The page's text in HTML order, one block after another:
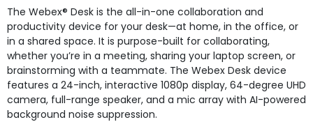
The Webex® Desk is the all-in-one collaboration and
productivity device for your desk—at home, in the office, or
in a shared space. It is purpose-built for collaborating,
whether you’re in a meeting, sharing your laptop screen, or
brainstorming with a teammate. The Webex Desk device
features a 24-inch, interactive 1080p display, 64-degree UHD
camera, full-range speaker, and a mic array with AI-powered
background noise suppression.